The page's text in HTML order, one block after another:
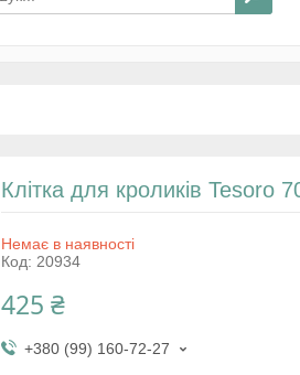
Клітка для кроликів Tesoro
Немає в наявності
Код: 20934
425 ₴
+380 (99) 160-72-27